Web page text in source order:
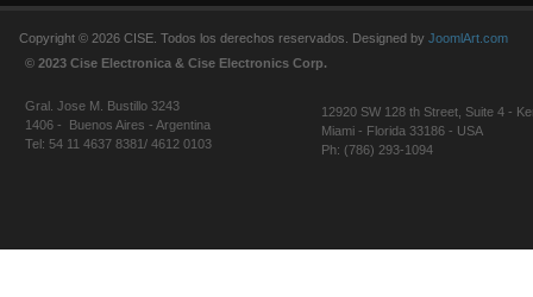
Copyright © 2026 CISE. Todos los derechos reservados. Designed by JoomlArt.com
© 2023 Cise Electronica & Cise Electronics Corp.
Gral. Jose M. Bustillo 3243
1406 - Buenos Aires - Argentina
Tel: 54 11 4637 8381/ 4612 0103
12920 SW 128 th Street, Suite 4 -
Miami - Florida 33186 - USA
Ph: (786) 293-1094